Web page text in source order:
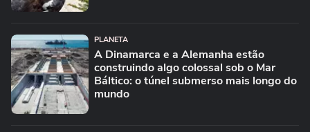
PLANETA
A Dinamarca e a Alemanha estão
construindo algo colossal sob o Mar
Báltico: o túnel submerso mais longo do
mundo